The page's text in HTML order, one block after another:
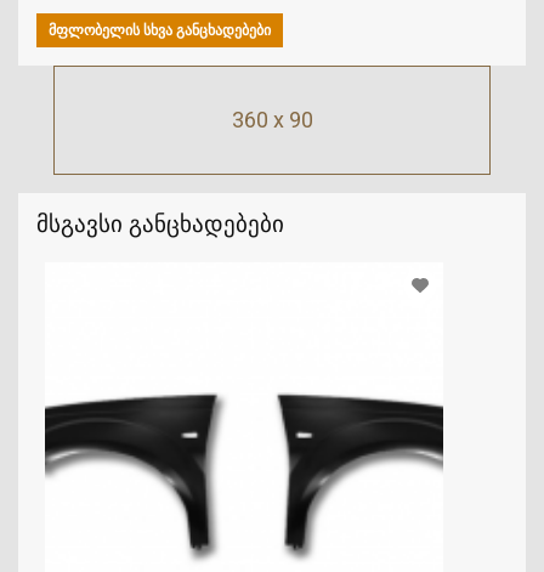
360 x 90
მსგავსი განცხადებები
ᲛᲤᲚᲝᲑᲔᲚᲘᲡ ᲡᲮᲕᲐ ᲒᲐᲜᲪᲮᲐᲓᲔᲑᲔᲑᲘ